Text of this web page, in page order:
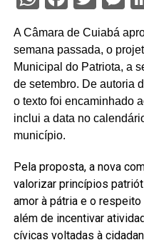
A Câmara de Cuiabá
semana passada, o
Municipal do Patriota, a
de setembro. De autoria
o texto foi encaminhado
inclui a data no
município.
Pela proposta, a nova
valorizar princípios
amor à pátria e o
além de incentivar
cívicas voltadas à